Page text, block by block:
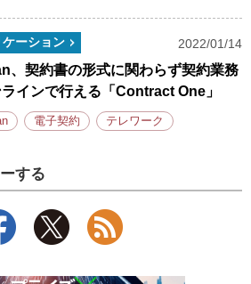
ケーション 2022/01/14
、契約書の形式に関わらず契約業務
インで行える「Contract One」
電子契約 テレワーク
する